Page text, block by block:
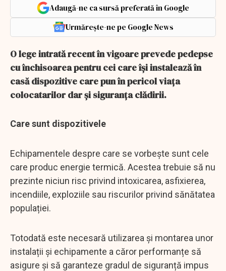
Adaugă-ne ca sursă preferată în Google
Urmărește-ne pe Google News
O lege intrată recent în vigoare prevede pedepse
cu închisoarea pentru cei care își instalează în
casă dispozitive care pun în pericol viața
colocatarilor dar și siguranța clădirii.
Care sunt dispozitivele
Echipamentele despre care se vorbește sunt cele
care produc energie termică. Acestea trebuie să nu
prezinte niciun risc privind intoxicarea, asfixierea,
incendiile, exploziile sau riscurilor privind sănătatea
populației.
Totodată este necesară utilizarea și montarea unor
instalații și echipamente a căror performanțe să
asigure și să garanteze gradul de siguranță impus